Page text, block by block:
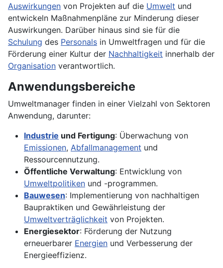
Auswirkungen von Projekten auf die Umwelt und
entwickeln Maßnahmenpläne zur Minderung dieser
Auswirkungen. Darüber hinaus sind sie für die
Schulung des Personals in Umweltfragen und für die
Förderung einer Kultur der Nachhaltigkeit innerhalb der
Organisation verantwortlich.
Anwendungsbereiche
Umweltmanager finden in einer Vielzahl von Sektoren
Anwendung, darunter:
Industrie und Fertigung: Überwachung von
Emissionen, Abfallmanagement und
Ressourcennutzung.
Öffentliche Verwaltung: Entwicklung von
Umweltpolitiken und -programmen.
Bauwesen: Implementierung von nachhaltigen
Baupraktiken und Gewährleistung der
Umweltverträglichkeit von Projekten.
Energiesektor: Förderung der Nutzung
erneuerbarer Energien und Verbesserung der
Energieeffizienz.